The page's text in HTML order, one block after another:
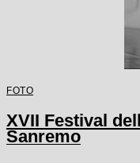
FOTO
XVII Festival
Sanremo